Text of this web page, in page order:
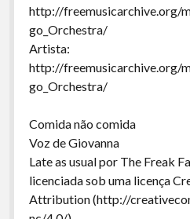
http://freemusicarchive.org/
go_Orchestra/
Artista:
http://freemusicarchive.org/
go_Orchestra/
Comida não comida
Voz de Giovanna
Late as usual por The Freak
licenciada sob uma licença
Attribution (http://